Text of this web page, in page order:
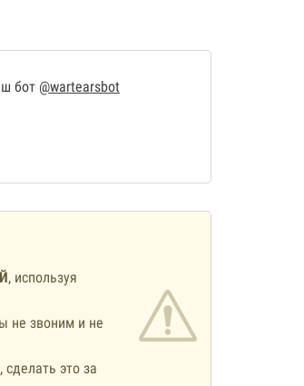
бот @wartearsbot
, используя
не звоним и не
сделать это за